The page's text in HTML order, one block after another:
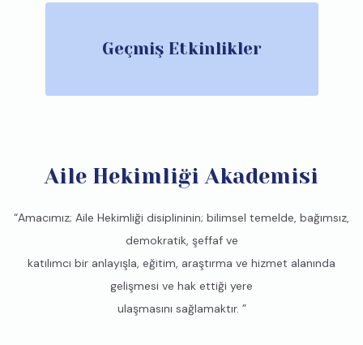
Geçmiş Etkinlikler
Aile Hekimliği Akademisi
“Amacımız; Aile Hekimliği disiplininin; bilimsel temelde, bağımsız,
demokratik, şeffaf ve
katılımcı bir anlayışla, eğitim, araştırma ve hizmet alanında
gelişmesi ve hak ettiği yere
ulaşmasını sağlamaktır. ”